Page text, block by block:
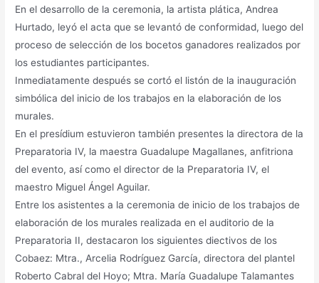
En el desarrollo de la ceremonia, la artista plática, Andrea
Hurtado, leyó el acta que se levantó de conformidad, luego del
proceso de selección de los bocetos ganadores realizados por
los estudiantes participantes.
Inmediatamente después se cortó el listón de la inauguración
simbólica del inicio de los trabajos en la elaboración de los
murales.
En el presídium estuvieron también presentes la directora de la
Preparatoria IV, la maestra Guadalupe Magallanes, anfitriona
del evento, así como el director de la Preparatoria IV, el
maestro Miguel Ángel Aguilar.
Entre los asistentes a la ceremonia de inicio de los trabajos de
elaboración de los murales realizada en el auditorio de la
Preparatoria II, destacaron los siguientes diectivos de los
Cobaez: Mtra., Arcelia Rodríguez García, directora del plantel
Roberto Cabral del Hoyo; Mtra. María Guadalupe Talamantes